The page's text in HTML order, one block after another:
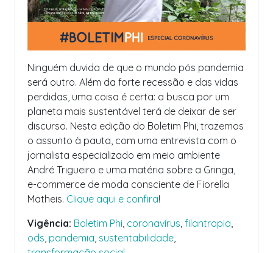
Ninguém duvida de que o mundo pós pandemia
será outro. Além da forte recessão e das vidas
perdidas, uma coisa é certa: a busca por um
planeta mais sustentável terá de deixar de ser
discurso. Nesta edição do Boletim Phi, trazemos
o assunto à pauta, com uma entrevista com o
jornalista especializado em meio ambiente
André Trigueiro e uma matéria sobre a Gringa,
e-commerce de moda consciente de Fiorella
Matheis. Clique aqui e confira!
Vigência: Boletim Phi, coronavírus, filantropia,
ods, pandemia, sustentabilidade,